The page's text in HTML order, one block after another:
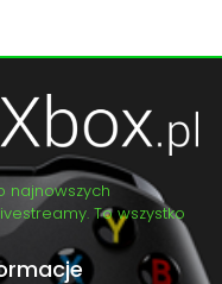
najnowszych
To wszystko